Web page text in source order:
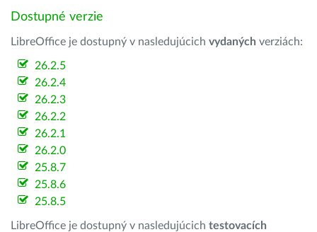
Dostupné verzie
LibreOffice je dostupný v nasledujúcich vydaných verziách:
26.2.5
26.2.4
26.2.3
26.2.2
26.2.1
26.2.0
25.8.7
25.8.6
25.8.5
LibreOffice je dostupný v nasledujúcich testovacích